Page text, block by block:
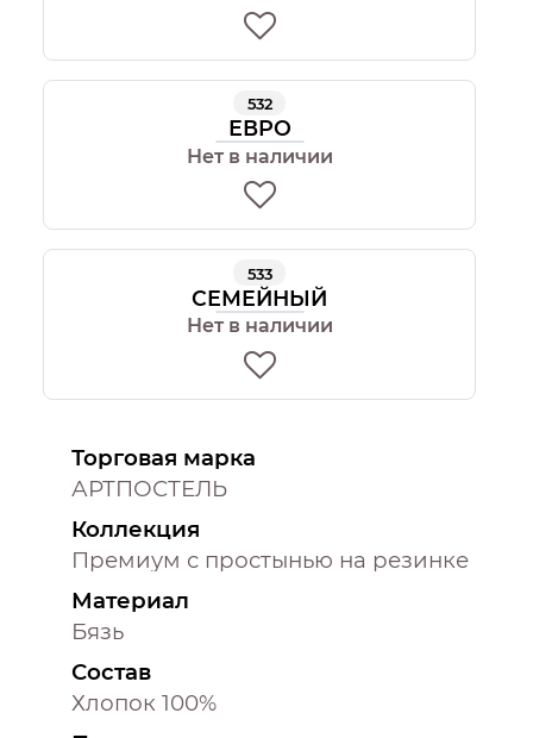
532
ЕВРО
Нет в наличии
533
СЕМЕЙНЫЙ
Нет в наличии
Торговая марка
АРТПОСТЕЛЬ
Коллекция
Премиум с простынью на резинке
Материал
Бязь
Состав
Хлопок 100%